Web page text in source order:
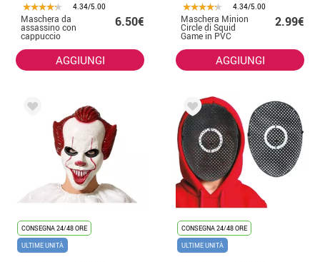
4.34/5.00
Maschera da
assassino con
cappuccio
6.50€
AGGIUNGI
4.34/5.00
Maschera Minion
Circle di Squid
Game in PVC
2.99€
AGGIUNGI
CONSEGNA 24/48 ORE
ULTIME UNITÀ
CONSEGNA 24/48 ORE
ULTIME UNITÀ